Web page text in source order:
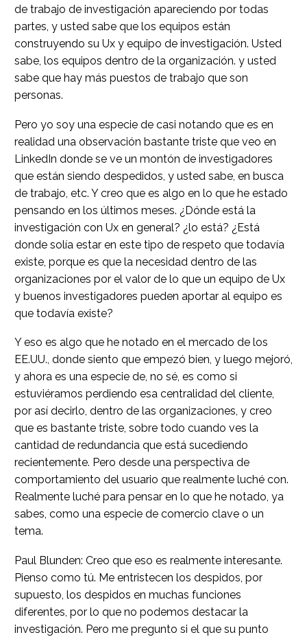
de trabajo de investigación apareciendo por todas
partes, y usted sabe que los equipos están
construyendo su Ux y equipo de investigación. Usted
sabe, los equipos dentro de la organización. y usted
sabe que hay más puestos de trabajo que son
personas.
Pero yo soy una especie de casi notando que es en
realidad una observación bastante triste que veo en
LinkedIn donde se ve un montón de investigadores
que están siendo despedidos, y usted sabe, en busca
de trabajo, etc. Y creo que es algo en lo que he estado
pensando en los últimos meses. ¿Dónde está la
investigación con Ux en general? ¿lo está? ¿Está
donde solía estar en este tipo de respeto que todavía
existe, porque es que la necesidad dentro de las
organizaciones por el valor de lo que un equipo de Ux
y buenos investigadores pueden aportar al equipo es
que todavía existe?
Y eso es algo que he notado en el mercado de los
EE.UU., donde siento que empezó bien, y luego mejoró,
y ahora es una especie de, no sé, es como si
estuviéramos perdiendo esa centralidad del cliente,
por así decirlo, dentro de las organizaciones, y creo
que es bastante triste, sobre todo cuando ves la
cantidad de redundancia que está sucediendo
recientemente. Pero desde una perspectiva de
comportamiento del usuario que realmente luché con.
Realmente luché para pensar en lo que he notado, ya
sabes, como una especie de comercio clave o un
tema.
Paul Blunden: Creo que eso es realmente interesante.
Pienso como tú. Me entristecen los despidos, por
supuesto, los despidos en muchas funciones
diferentes, por lo que no podemos destacar la
investigación. Pero me pregunto si el que su punto